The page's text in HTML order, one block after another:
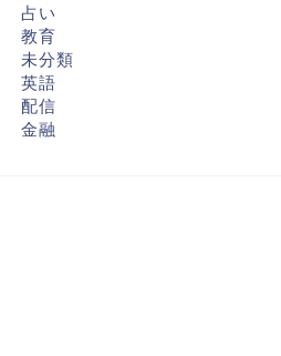
占い
教育
未分類
英語
配信
金融